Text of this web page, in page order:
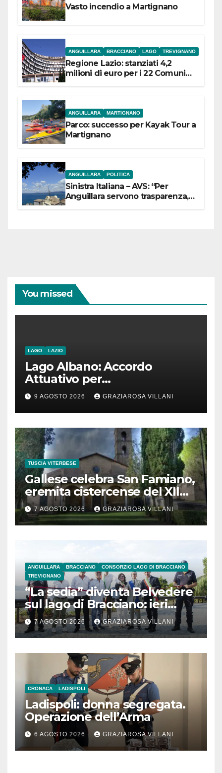
Vasto incendio a Martignano
ANGUILLARA BRACCIANO LAGO TREVIGNANO
Regione Lazio: stanziati 4,2
milioni di euro per i 22 Comuni
ANGUILLARA MARTIGNANO
Parco: successo per Kayak Tour a
Martignano
ANGUILLARA POLITICA
Sinistra Italiana – AVS: “Per
Anguillara servono trasparenza,
You missed
LAGO LAZIO
Lago Albano: Accordo
Attuativo per
l’interconnessione
acquedottistica da 29,5
milioni di euro
9 AGOSTO 2026 GRAZIAROSA VILLANI
TUSCIA VITERBESE
Gallese celebra San Famiano,
eremita cistercense del XII
secolo
7 AGOSTO 2026 GRAZIAROSA VILLANI
ANGUILLARA BRACCIANO
CONSORZIO LAGO DI BRACCIANO
TREVIGNANO
“La sedia” diventa Belvedere
sul lago di Bracciano: ieri
l’inaugurazione
7 AGOSTO 2026 GRAZIAROSA VILLANI
CRONACA LADISPOLI
Ladispoli: donna segregata.
Operazione dell’Arma
6 AGOSTO 2026 GRAZIAROSA VILLANI